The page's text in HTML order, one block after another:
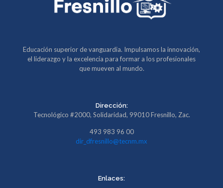
Educación superior de vanguardia. Impulsamos la innovación,
el liderazgo y la excelencia para formar a los profesionales
que mueven al mundo.
Dirección:
Tecnológico #2000, Solidaridad, 99010 Fresnillo, Zac.
493 983 96 00
dir_dfresnillo@tecnm.mx
Enlaces: